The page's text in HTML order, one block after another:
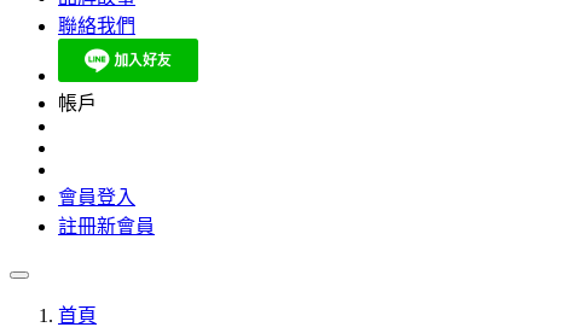
聯絡我們
帳戶
會員登入
註冊新會員
首頁